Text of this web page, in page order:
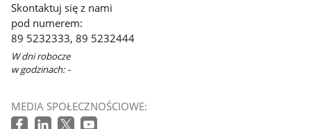
Skontaktuj się z nami
pod numerem:
89 5232333, 89 5232444
W dni robocze
w godzinach: -
MEDIA SPOŁECZNOŚCIOWE: